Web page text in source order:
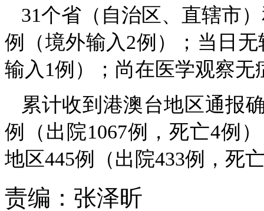
31个省（自治区、直辖市
例（境外输入2例）；当日
输入1例）；尚在医学观察无
累计收到港澳台地区通报
例（出院1067例，死亡4例
地区445例（出院433例，死
责编： 张泽昕